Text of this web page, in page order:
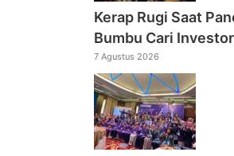
Kerap Rugi Saat
Bumbu Cari
7 Agustus 2026